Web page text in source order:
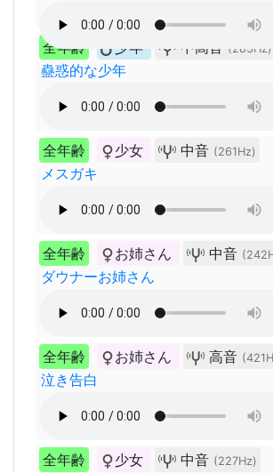
全年齢 少年 中高音 (283Hz)
蠱惑的な少年
全年齢 少女 中音 (261Hz)
メスガキ
全年齢 お姉さん 中音
ダウナーお姉さん
全年齢 お姉さん 高音
泣き告白
全年齢 少女 中音 (227Hz)